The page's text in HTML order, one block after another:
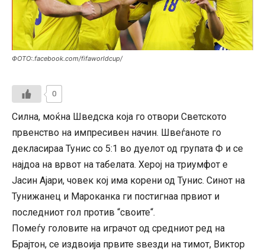
ФОТО:.facebook.com/fifaworldcup/
0
Силна, моќна Шведска која го отвори Светското
првенство на импресивен начин. Швеѓаноте го
декласираа Тунис со 5:1 во дуелот од групата Ф и се
најдоа на врвот на табелата. Херој на триумфот е
Јасин Ајари, човек кој има корени од Тунис. Синот на
Тунижанец и Мароканка ги постигнаа првиот и
последниот гол против “своите“.
Помеѓу головите на играчот од средниот ред на
Брајтон, се издвоија првите ѕвезди на тимот, Виктор